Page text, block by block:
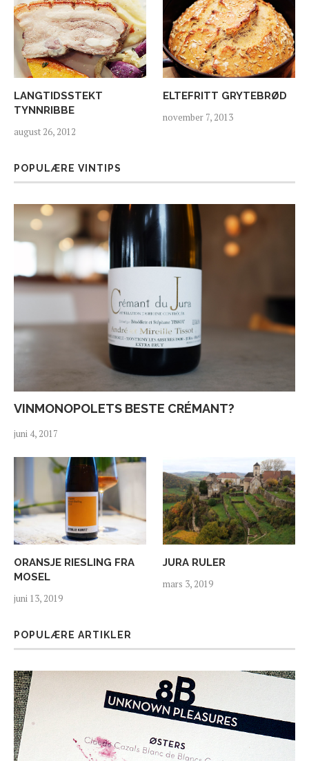
LANGTIDSSTEKT
TYNNRIBBE
august 26, 2012
ELTEFRITT GRYTEBRØD
november 7, 2013
POPULÆRE VINTIPS
VINMONOPOLETS BESTE CRÉMANT?
juni 4, 2017
ORANSJE RIESLING FRA
MOSEL
juni 13, 2019
JURA RULER
mars 3, 2019
POPULÆRE ARTIKLER